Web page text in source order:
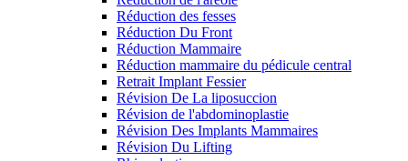
Réduction des fesses
Réduction Du Front
Réduction Mammaire
Réduction mammaire du pédicule central
Retrait Implant Fessier
Révision De La liposuccion
Révision de l'abdominoplastie
Révision Des Implants Mammaires
Révision Du Lifting